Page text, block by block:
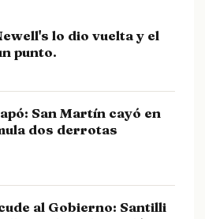
lo dio vuelta y el
punto.
San Martín cayó en
dos derrotas
al Gobierno: Santilli